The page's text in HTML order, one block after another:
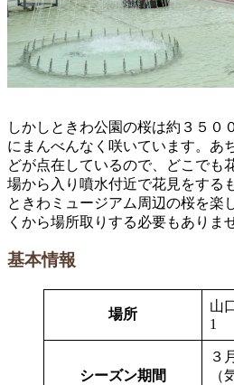
しかしときわ公園の桜は約３５０
にまんべんなく咲いています。あ
どが点在しているので、どこでも
場から入り噴水付近で花見をする
ときわミュージアム周辺の桜を楽
くから場所取りする必要もありま
基本情報
場所
山
1
シーズン期間
３
（